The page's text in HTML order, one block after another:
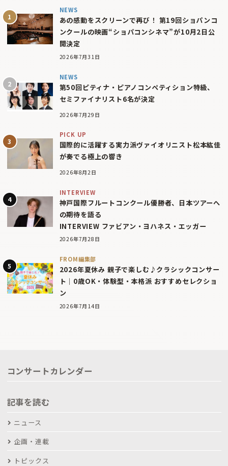
NEWS
あの感動をスクリーンで再び！ 第19回ショパンコ
ンクールの映画“ショパコンシネマ”が10月2日公
開決定
2026年7月31日
NEWS
第50回ピティナ・ピアノコンペティション特級、
セミファイナリスト6名が決定
2026年7月29日
PICK UP
国際的に活躍する実力派ヴァイオリニスト松本紘佳
が奏でる極上の響き
2026年8月2日
INTERVIEW
神戸国際フルートコンクール優勝者、日本ツアーへ
の期待を語る
INTERVIEW ファビアン・ヨハネス・エッガー
2026年7月28日
FROM編集部
2026年夏休み 親子で楽しむ♪クラシックコンサー
ト｜0歳OK・体験型・本格派 おすすめセレクショ
ン
2026年7月14日
コンサートカレンダー
記事を読む
ニュース
企画・連載
トピックス